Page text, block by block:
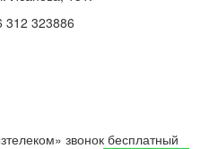
312 323886
звонок бесплатный